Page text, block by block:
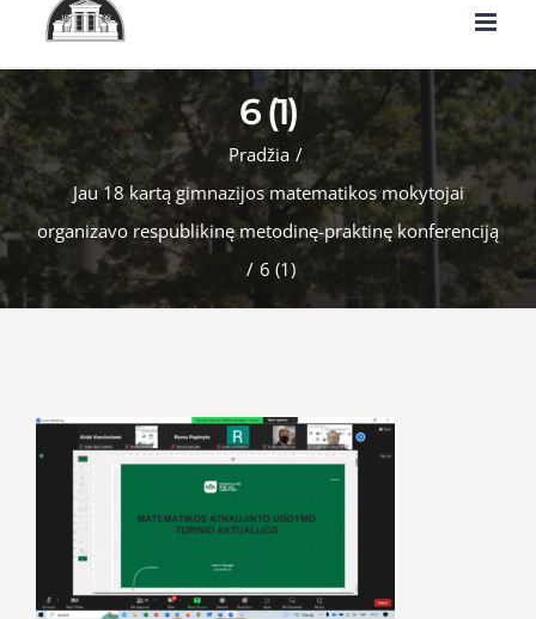
6 (1)
Pradžia /
Jau 18 kartą gimnazijos matematikos mokytojai
organizavo respublikinę metodinę-praktinę konferenciją
/ 6 (1)